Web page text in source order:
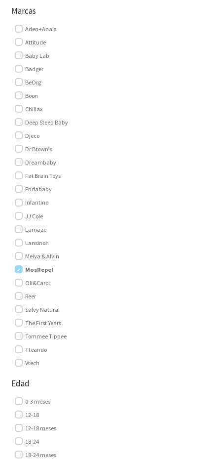
SEARCH
FOR:
Marcas
Aden+Anais
Attitude
Baby Lab
Badger
BeOrg
Boon
Chillax
Deep Steep Baby
Djeco
Dr Brown's
Dreambaby
Fat Brain Toys
Fridababy
Infantino
JJ Cole
Lamaze
Lansinoh
Meiya & Alvin
MosRepel
Oli&Carol
Reer
Salvy Natural
The First Years
Tommee Tippee
Tteando
Vtech
Edad
0-3 meses
12-18
12-18 meses
18-24
18-24 meses